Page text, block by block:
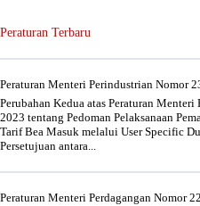
Peraturan Terbaru
Peraturan Menteri Perindustrian Nomor
Perubahan Kedua atas Peraturan
2023 tentang Pedoman Pelaksanaan
Tarif Bea Masuk melalui User Specific
Persetujuan antara...
Peraturan Menteri Perdagangan Nomor